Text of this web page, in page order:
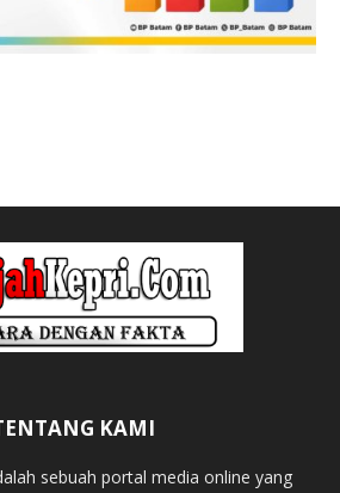
KAMI
sebuah portal media online yang